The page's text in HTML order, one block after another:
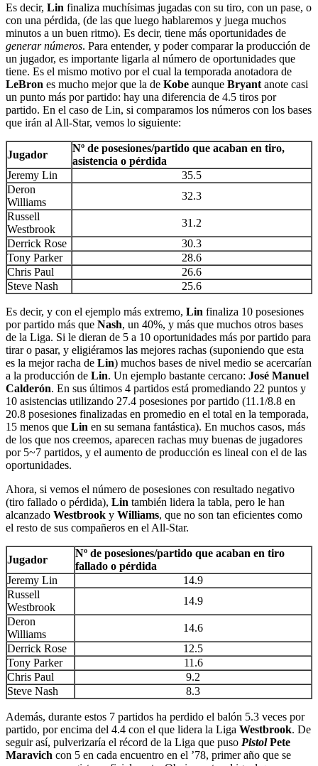
Es decir, Lin finaliza muchísimas jugadas con su tiro, con un pase, o
con una pérdida, (de las que luego hablaremos y juega muchos
minutos a un buen ritmo). Es decir, tiene más oportunidades de
generar números. Para entender, y poder comparar la producción de
un jugador, es importante ligarla al número de oportunidades que
tiene. Es el mismo motivo por el cual la temporada anotadora de
LeBron es mucho mejor que la de Kobe aunque Bryant anote casi
un punto más por partido: hay una diferencia de 4.5 tiros por
partido. En el caso de Lin, si comparamos los números con los bases
que irán al All-Star, vemos lo siguiente:
Jugador
Nº de posesiones/partido que acaban en tiro,
asistencia o pérdida
Jeremy Lin
35.5
Deron
Williams
32.3
Russell
Westbrook
31.2
Derrick Rose
30.3
Tony Parker
28.6
Chris Paul
26.6
Steve Nash
25.6
Es decir, y con el ejemplo más extremo, Lin finaliza 10 posesiones
por partido más que Nash, un 40%, y más que muchos otros bases
de la Liga. Si le dieran de 5 a 10 oportunidades más por partido para
tirar o pasar, y eligiéramos las mejores rachas (suponiendo que esta
es la mejor racha de Lin) muchos bases de nivel medio se acercarían
a la producción de Lin. Un ejemplo bastante cercano: José Manuel
Calderón. En sus últimos 4 partidos está promediando 22 puntos y
10 asistencias utilizando 27.4 posesiones por partido (11.1/8.8 en
20.8 posesiones finalizadas en promedio en el total en la temporada,
15 menos que Lin en su semana fantástica). En muchos casos, más
de los que nos creemos, aparecen rachas muy buenas de jugadores
por 5~7 partidos, y el aumento de producción es lineal con el de las
oportunidades.
Ahora, si vemos el número de posesiones con resultado negativo
(tiro fallado o pérdida), Lin también lidera la tabla, pero le han
alcanzado Westbrook y Williams, que no son tan eficientes como
el resto de sus compañeros en el All-Star.
Jugador
Nº de posesiones/partido que acaban en tiro
fallado o pérdida
Jeremy Lin
14.9
Russell
Westbrook
14.9
Deron
Williams
14.6
Derrick Rose
12.5
Tony Parker
11.6
Chris Paul
9.2
Steve Nash
8.3
Además, durante estos 7 partidos ha perdido el balón 5.3 veces por
partido, por encima del 4.4 con el que lidera la Liga Westbrook. De
seguir así, pulverizaría el récord de la Liga que puso PistolPete
Maravich con 5 en cada encuentro en el ’78, primer año que se